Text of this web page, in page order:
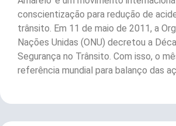
conscientização para redução de
trânsito. Em 11 de maio de 2011, a
Nações Unidas (ONU) decretou a
Segurança no Trânsito. Com isso, o
referência mundial para balanço das